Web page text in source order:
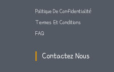
Politique De Confidentialité
Termes Et Conditions
FAQ
Contactez Nous